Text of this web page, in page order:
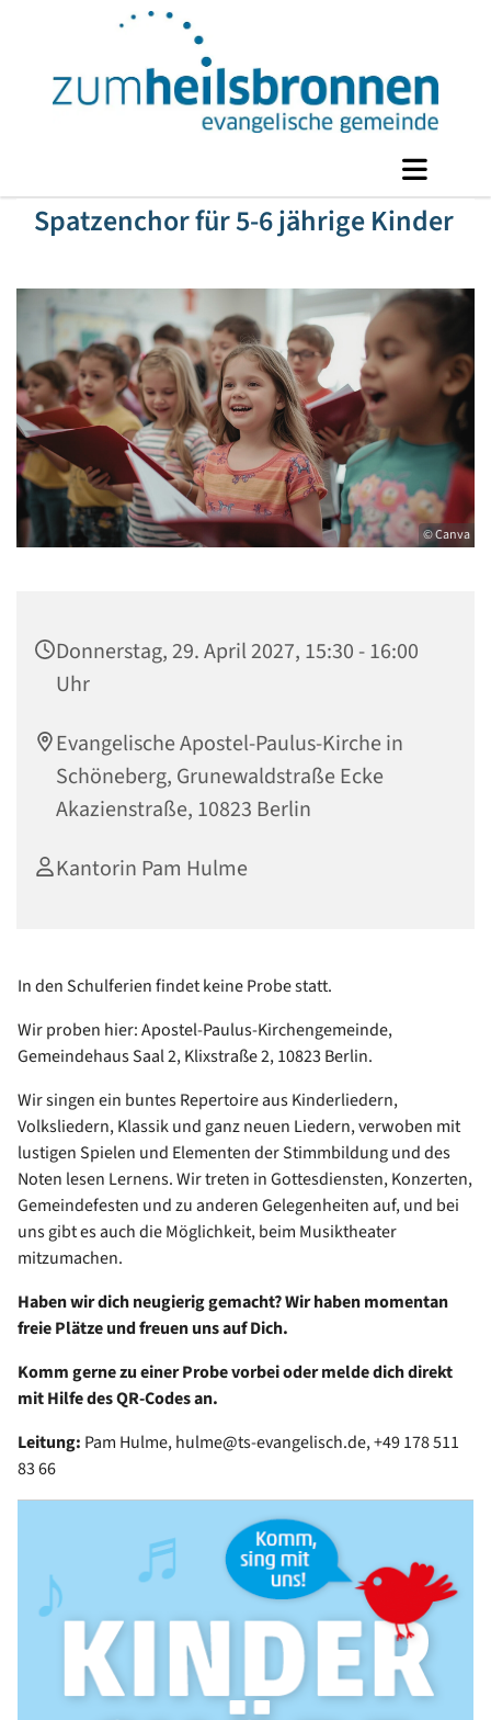
Spatzenchor für 5-6 jährige Kinder
© Canva
Donnerstag, 29. April 2027, 15:30 - 16:00
Uhr
Evangelische Apostel-Paulus-Kirche in
Schöneberg, Grunewaldstraße Ecke
Akazienstraße, 10823 Berlin
Kantorin Pam Hulme
In den Schulferien findet keine Probe statt.
Wir proben hier: Apostel-Paulus-Kirchengemeinde,
Gemeindehaus Saal 2, Klixstraße 2, 10823 Berlin.
Wir singen ein buntes Repertoire aus Kinderliedern,
Volksliedern, Klassik und ganz neuen Liedern, verwoben mit
lustigen Spielen und Elementen der Stimmbildung und des
Noten lesen Lernens. Wir treten in Gottesdiensten, Konzerten,
Gemeindefesten und zu anderen Gelegenheiten auf, und bei
uns gibt es auch die Möglichkeit, beim Musiktheater
mitzumachen.
Haben wir dich neugierig gemacht? Wir haben momentan
freie Plätze und freuen uns auf Dich.
Komm gerne zu einer Probe vorbei oder melde dich direkt
mit Hilfe des QR-Codes an.
Leitung: Pam Hulme, hulme@ts-evangelisch.de, +49 178 511
83 66